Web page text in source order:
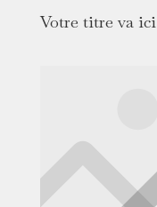
Votre titre va ici